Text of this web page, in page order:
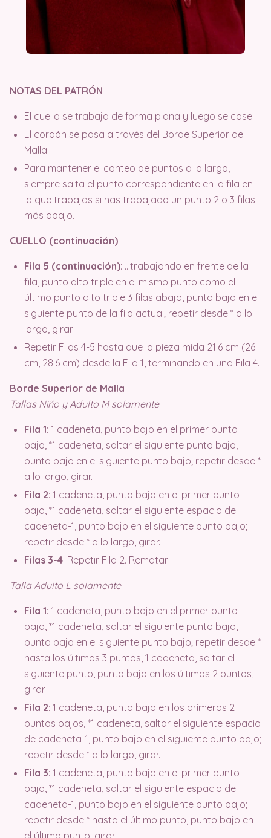
NOTAS DEL PATRÓN
El cuello se trabaja de forma plana y luego se cose.
El cordón se pasa a través del Borde Superior de
Malla.
Para mantener el conteo de puntos a lo largo,
siempre salta el punto correspondiente en la fila en
la que trabajas si has trabajado un punto 2 o 3 filas
más abajo.
CUELLO (continuación)
Fila 5 (continuación): …trabajando en frente de la
fila, punto alto triple en el mismo punto como el
último punto alto triple 3 filas abajo, punto bajo en el
siguiente punto de la fila actual; repetir desde * a lo
largo, girar.
Repetir Filas 4-5 hasta que la pieza mida 21.6 cm (26
cm, 28.6 cm) desde la Fila 1, terminando en una Fila 4.
Borde Superior de Malla
Tallas Niño y Adulto M solamente
Fila 1: 1 cadeneta, punto bajo en el primer punto
bajo, *1 cadeneta, saltar el siguiente punto bajo,
punto bajo en el siguiente punto bajo; repetir desde *
a lo largo, girar.
Fila 2: 1 cadeneta, punto bajo en el primer punto
bajo, *1 cadeneta, saltar el siguiente espacio de
cadeneta-1, punto bajo en el siguiente punto bajo;
repetir desde * a lo largo, girar.
Filas 3-4: Repetir Fila 2. Rematar.
Talla Adulto L solamente
Fila 1: 1 cadeneta, punto bajo en el primer punto
bajo, *1 cadeneta, saltar el siguiente punto bajo,
punto bajo en el siguiente punto bajo; repetir desde *
hasta los últimos 3 puntos, 1 cadeneta, saltar el
siguiente punto, punto bajo en los últimos 2 puntos,
girar.
Fila 2: 1 cadeneta, punto bajo en los primeros 2
puntos bajos, *1 cadeneta, saltar el siguiente espacio
de cadeneta-1, punto bajo en el siguiente punto bajo;
repetir desde * a lo largo, girar.
Fila 3: 1 cadeneta, punto bajo en el primer punto
bajo, *1 cadeneta, saltar el siguiente espacio de
cadeneta-1, punto bajo en el siguiente punto bajo;
repetir desde * hasta el último punto, punto bajo en
el último punto, girar.